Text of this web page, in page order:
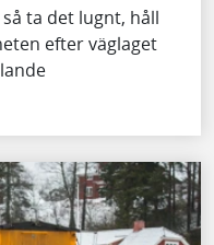
ta det lugnt, håll
efter väglaget